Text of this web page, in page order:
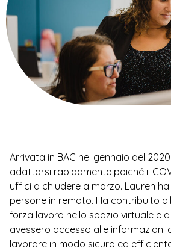
Arrivata in BAC nel gennaio del
adattarsi rapidamente poiché il
uffici a chiudere a marzo. Lauren
persone in remoto. Ha contribuito
forza lavoro nello spazio virtuale e
avessero accesso alle informazioni
lavorare in modo sicuro ed